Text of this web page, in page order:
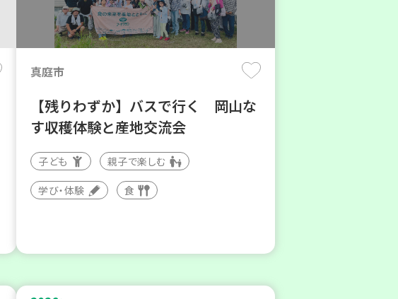
真庭市
【残りわずか】バスで行く 岡山な
す収穫体験と産地交流会
子ども 親子で楽しむ
学び・体験 食